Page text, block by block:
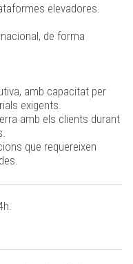
elevadores.
de forma
amb capacitat per
exigents.
amb els clients durant
que requereixen